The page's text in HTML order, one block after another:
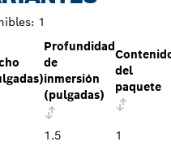
1
Profundidad
de
inmersión
(pulgadas)
del
paquete
1.5
1